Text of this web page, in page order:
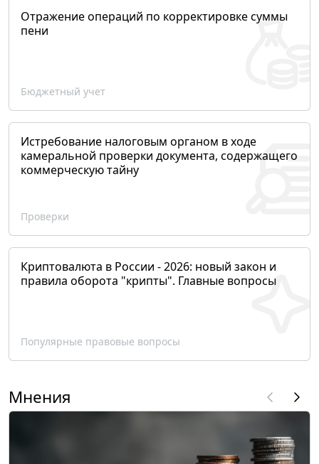
Отражение операций по корректировке суммы
пени
Бюджетный учет
Истребование налоговым органом в ходе
камеральной проверки документа, содержащего
коммерческую тайну
Проверки
Криптовалюта в России - 2026: новый закон и
правила оборота "крипты". Главные вопросы
Популярные правовые вопросы
Мнения